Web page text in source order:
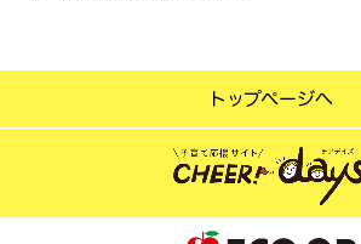
トップページへ